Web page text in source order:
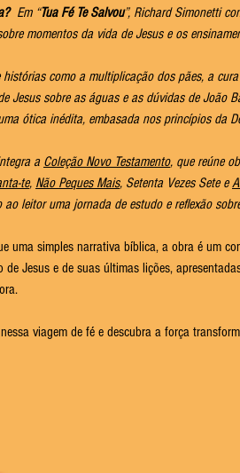
Em “Tua Fé Te Salvou”, Richard Simonetti
momentos da vida de Jesus e os
histórias como a multiplicação dos pães, a
Jesus sobre as águas e as dúvidas de João
ótica inédita, embasada nos princípios da
a Coleção Novo Testamento, que reúne
te, Não Peques Mais, Setenta Vezes Sete e
ao leitor uma jornada de estudo e reflexão
uma simples narrativa bíblica, a obra é um
de Jesus e de suas últimas lições,
viagem de fé e descubra a força